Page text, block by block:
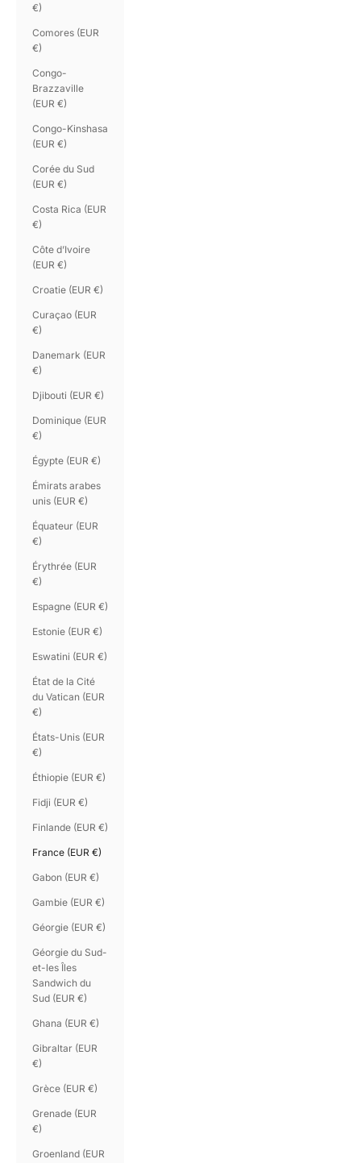
€)
Comores (EUR
€)
Congo-
Brazzaville
(EUR €)
Congo-Kinshasa
(EUR €)
Corée du Sud
(EUR €)
Costa Rica (EUR
€)
Côte d’Ivoire
(EUR €)
Croatie (EUR €)
Curaçao (EUR
€)
Danemark (EUR
€)
Djibouti (EUR €)
Dominique (EUR
€)
Égypte (EUR €)
Émirats arabes
unis (EUR €)
Équateur (EUR
€)
Érythrée (EUR
€)
Espagne (EUR €)
Estonie (EUR €)
Eswatini (EUR €)
État de la Cité
du Vatican (EUR
€)
États-Unis (EUR
€)
Éthiopie (EUR €)
Fidji (EUR €)
Finlande (EUR €)
France (EUR €)
Gabon (EUR €)
Gambie (EUR €)
Géorgie (EUR €)
Géorgie du Sud-
et-les Îles
Sandwich du
Sud (EUR €)
Ghana (EUR €)
Gibraltar (EUR
€)
Grèce (EUR €)
Grenade (EUR
€)
Groenland (EUR